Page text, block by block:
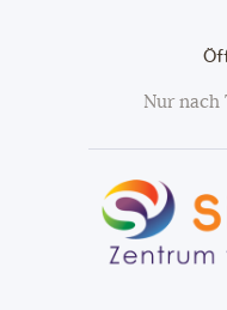
Nur nach